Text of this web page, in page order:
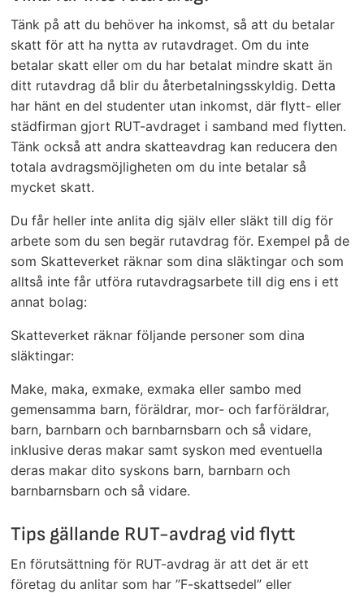
Tänk på att du behöver ha inkomst, så att du betalar
skatt för att ha nytta av rutavdraget. Om du inte
betalar skatt eller om du har betalat mindre skatt än
ditt rutavdrag då blir du återbetalningsskyldig. Detta
har hänt en del studenter utan inkomst, där flytt- eller
städfirman gjort RUT-avdraget i samband med flytten.
Tänk också att andra skatteavdrag kan reducera den
totala avdragsmöjligheten om du inte betalar så
mycket skatt.
Du får heller inte anlita dig själv eller släkt till dig för
arbete som du sen begär rutavdrag för. Exempel på de
som Skatteverket räknar som dina släktingar och som
alltså inte får utföra rutavdragsarbete till dig ens i ett
annat bolag:
Skatteverket räknar följande personer som dina
släktingar:
Make, maka, exmake, exmaka eller sambo med
gemensamma barn, föräldrar, mor- och farföräldrar,
barn, barnbarn och barnbarnsbarn och så vidare,
inklusive deras makar samt syskon med eventuella
deras makar dito syskons barn, barnbarn och
barnbarnsbarn och så vidare.
Tips gällande RUT-avdrag vid flytt
En förutsättning för RUT-avdrag är att det är ett
företag du anlitar som har ”F-skattsedel” eller